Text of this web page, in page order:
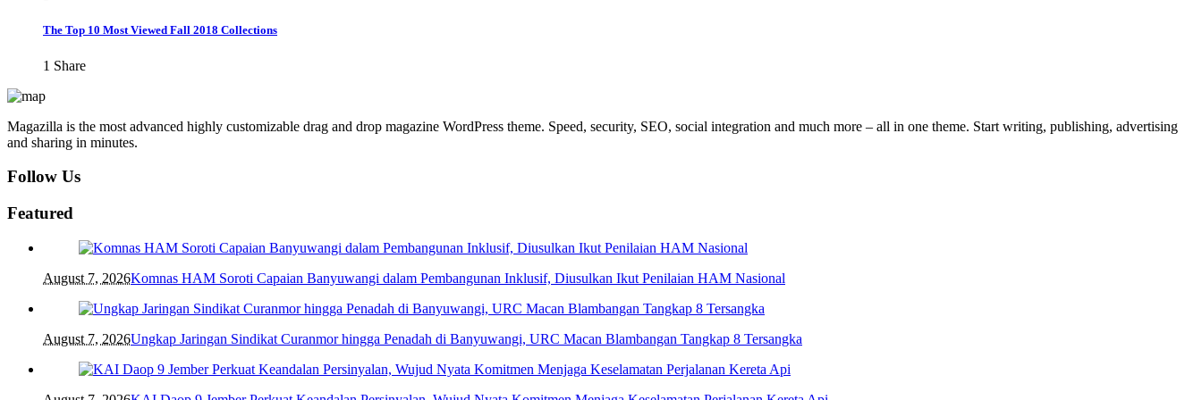
The Top 10 Most Viewed Fall 2018 Collections
1 Share
Magazilla is the most advanced highly customizable drag and drop magazine WordPress theme. Speed, security, SEO, social integration and much more – all in one theme. Start writing, publishing, advertising
and sharing in minutes.
Follow Us
Featured
August 7, 2026Komnas HAM Soroti Capaian Banyuwangi dalam Pembangunan Inklusif, Diusulkan Ikut Penilaian HAM Nasional
August 7, 2026Ungkap Jaringan Sindikat Curanmor hingga Penadah di Banyuwangi, URC Macan Blambangan Tangkap 8 Tersangka